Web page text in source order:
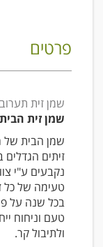
פרטים
שמן זית תערובת הבית 750
שמן זית הבית
שמן הבית של
זיתים הגדלים
נקבעים ע"י
טעימה של כל
בכל שנה על
טעם וניחוח
ולתיבול קר.